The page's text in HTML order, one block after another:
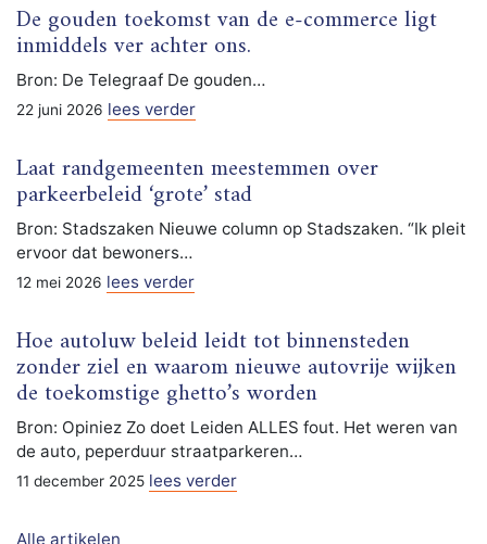
De gouden toekomst van de e-commerce ligt
inmiddels ver achter ons.
Bron: De Telegraaf De gouden…
22 juni 2026 lees verder
Laat randgemeenten meestemmen over
parkeerbeleid ‘grote’ stad
Bron: Stadszaken Nieuwe column op Stadszaken. “Ik pleit
ervoor dat bewoners…
12 mei 2026 lees verder
Hoe autoluw beleid leidt tot binnensteden
zonder ziel en waarom nieuwe autovrije wijken
de toekomstige ghetto’s worden
Bron: Opiniez Zo doet Leiden ALLES fout. Het weren van
de auto, peperduur straatparkeren…
11 december 2025 lees verder
Alle artikelen